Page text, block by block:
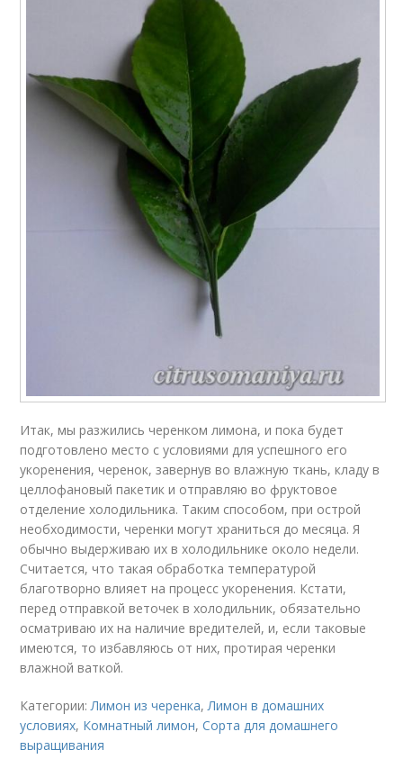
Итак, мы разжились черенком лимона, и пока будет
подготовлено место с условиями для успешного его
укоренения, черенок, завернув во влажную ткань, кладу в
целлофановый пакетик и отправляю во фруктовое
отделение холодильника. Таким способом, при острой
необходимости, черенки могут храниться до месяца. Я
обычно выдерживаю их в холодильнике около недели.
Считается, что такая обработка температурой
благотворно влияет на процесс укоренения. Кстати,
перед отправкой веточек в холодильник, обязательно
осматриваю их на наличие вредителей, и, если таковые
имеются, то избавляюсь от них, протирая черенки
влажной ваткой.
Категории:Лимон из черенка,Лимон в домашних
условиях, Комнатный лимон,Сорта для домашнего
выращивания